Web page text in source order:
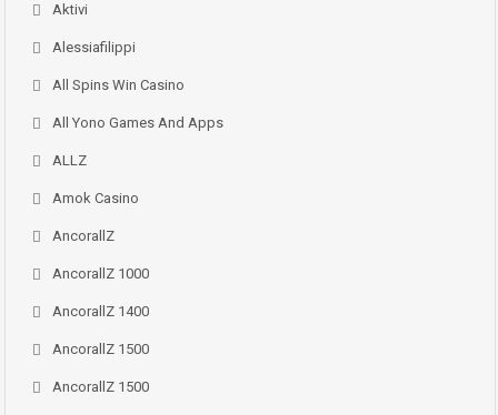
Aktivi
Alessiafilippi
All Spins Win Casino
All Yono Games And Apps
ALLZ
Amok Casino
AncorallZ
AncorallZ 1000
AncorallZ 1400
AncorallZ 1500
AncorallZ 1500